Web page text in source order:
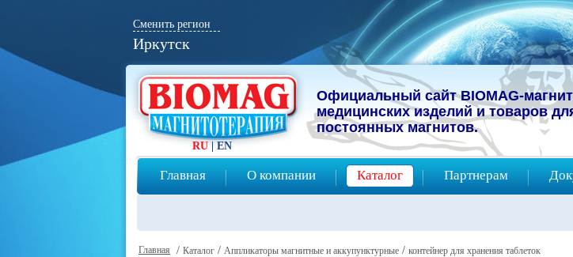
Официальный сайт BIOMAG-
мeдицинcких изделий и товаров
постоянных магнитов.
Главная О компании Каталог Партнерам
RU | EN
Сменить регион
Иркутск
Главная / Каталог / Аппликаторы магнитные и аккупунктурные / контейнер для хранения таблеток